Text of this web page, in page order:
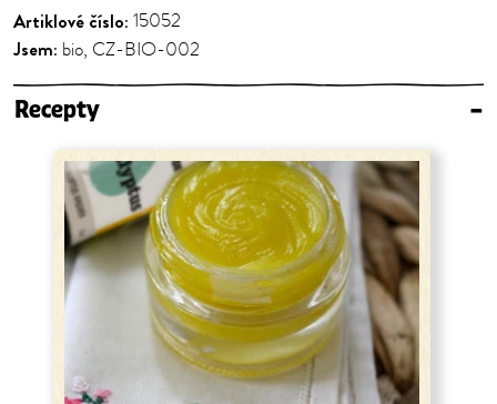
Artiklové číslo: 15052
Jsem: bio, CZ-BIO-002
Recepty –